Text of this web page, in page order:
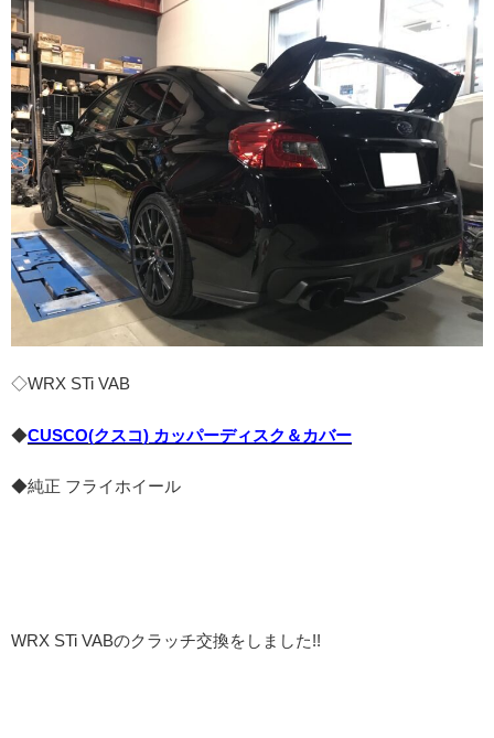
◇WRX STi VAB
◆CUSCO(クスコ) カッパーディスク＆カバー
◆純正 フライホイール
WRX STi VABのクラッチ交換をしました!!